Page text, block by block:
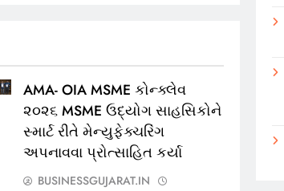
AMA- OIA MSME કોન્ક્લેવ
૨૦૨૬ MSME ઉદ્યોગ સાહસિકોને
સ્માર્ટ રીતે મેન્યુફેક્ચરિંગ
અપનાવવા પ્રોત્સાહિત કર્યા
BUSINESSGUJARAT.IN